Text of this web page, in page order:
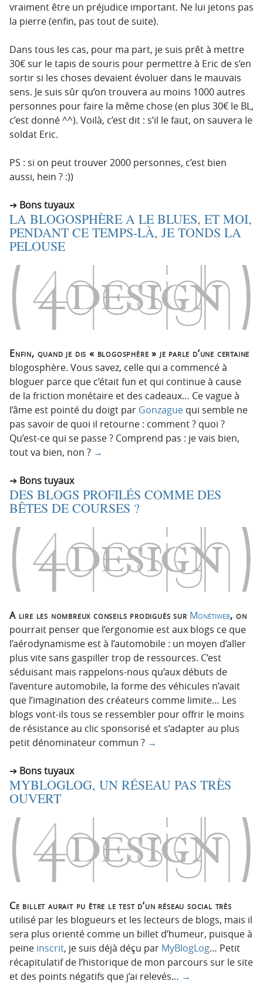
vraiment être un préjudice important. Ne lui jetons pas
la pierre (enfin, pas tout de suite).
Dans tous les cas, pour ma part, je suis prêt à mettre
30€ sur le tapis de souris pour permettre à Eric de s’en
sortir si les choses devaient évoluer dans le mauvais
sens. Je suis sûr qu’on trouvera au moins 1000 autres
personnes pour faire la même chose (en plus 30€ le BL,
c’est donné ^^). Voilà, c’est dit : s’il le faut, on sauvera le
soldat Eric.
PS : si on peut trouver 2000 personnes, c’est bien
aussi, hein ? :))
Bons tuyaux
LA BLOGOSPHÈRE A LE BLUES, ET MOI,
PENDANT CE TEMPS-LÀ, JE TONDS LA
PELOUSE
Enfin, quand je dis « blogosphère » je parle d’une certaine
blogosphère. Vous savez, celle qui a commencé à
bloguer parce que c’était fun et qui continue à cause
de la friction monétaire et des cadeaux… Ce vague à
l’âme est pointé du doigt par Gonzague qui semble ne
pas savoir de quoi il retourne : comment ? quoi ?
Qu’est-ce qui se passe ? Comprend pas : je vais bien,
tout va bien, non ? →
Bons tuyaux
DES BLOGS PROFILÉS COMME DES
BÊTES DE COURSES ?
A lire les nombreux conseils prodigués sur Monétiweb, on
pourrait penser que l’ergonomie est aux blogs ce que
l’aérodynamisme est à l’automobile : un moyen d’aller
plus vite sans gaspiller trop de ressources. C’est
séduisant mais rappelons-nous qu’aux débuts de
l’aventure automobile, la forme des véhicules n’avait
que l’imagination des créateurs comme limite… Les
blogs vont-ils tous se ressembler pour offrir le moins
de résistance au clic sponsorisé et s’adapter au plus
petit dénominateur commun ? →
Bons tuyaux
MYBLOGLOG, UN RÉSEAU PAS TRÈS
OUVERT
Ce billet aurait pu être le test d’un réseau social très
utilisé par les blogueurs et les lecteurs de blogs, mais il
sera plus orienté comme un billet d’humeur, puisque à
peine inscrit, je suis déjà déçu par MyBlogLog… Petit
récapitulatif de l’historique de mon parcours sur le site
et des points négatifs que j’ai relevés… →